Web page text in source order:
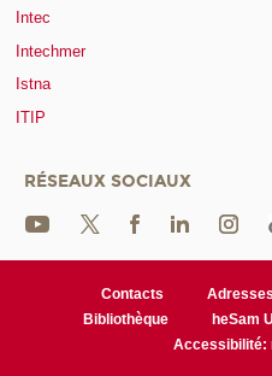
Intec
Intechmer
Istna
ITIP
RÉSEAUX SOCIAUX
Contacts
Bibliothèque
heSam
Accessibilité: